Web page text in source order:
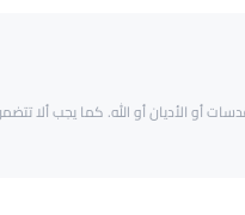
أو الأديان أو الله. كما يجب ألا